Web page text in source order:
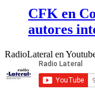
CFK en
autores
RadioLateral en